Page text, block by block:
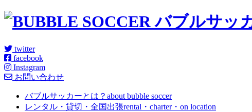
twitter
facebook
Instagram
お問い合わせ
バブルサッカーとは？ about bubble soccer
レンタル・貸切・全国出張rental・charter・on location